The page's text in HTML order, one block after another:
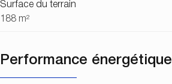
Surface du terrain
188 m²
Performance énergétique